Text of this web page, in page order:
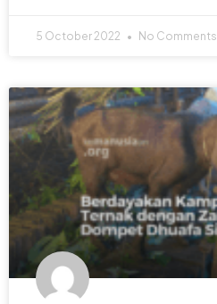
5 October 2022 No Comments